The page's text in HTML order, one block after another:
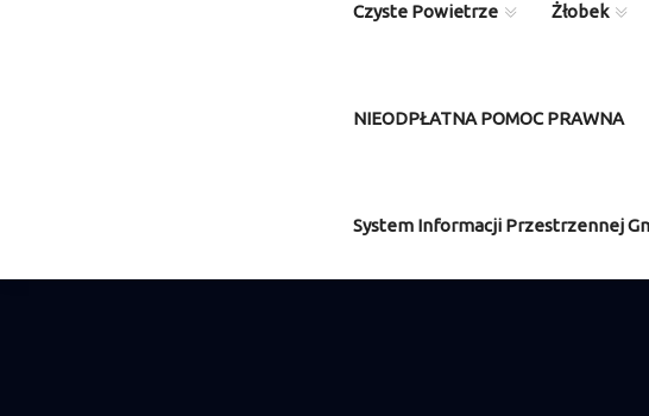
Czyste Powietrze Żłobek
NIEODPŁATNA POMOC PRAWNA
System Informacji Przestrzennej